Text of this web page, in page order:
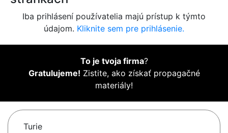
Iba prihlásení používatelia majú prístup k týmto
údajom. Kliknite sem pre prihlásenie.
To je tvoja firma?
Gratulujeme! Zistite, ako získať propagačné
materiály!
Turie